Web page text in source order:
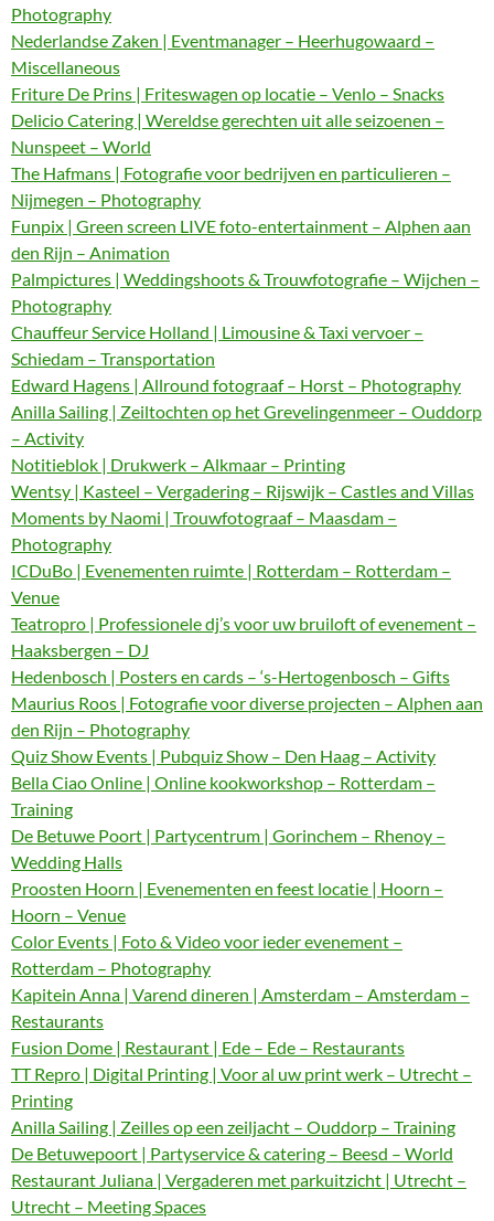
Photography
Nederlandse Zaken | Eventmanager – Heerhugowaard –
Miscellaneous
Friture De Prins | Friteswagen op locatie – Venlo – Snacks
Delicio Catering | Wereldse gerechten uit alle seizoenen –
Nunspeet – World
The Hafmans | Fotografie voor bedrijven en particulieren –
Nijmegen – Photography
Funpix | Green screen LIVE foto-entertainment – Alphen aan
den Rijn – Animation
Palmpictures | Weddingshoots & Trouwfotografie – Wijchen –
Photography
Chauffeur Service Holland | Limousine & Taxi vervoer –
Schiedam – Transportation
Edward Hagens | Allround fotograaf – Horst – Photography
Anilla Sailing | Zeiltochten op het Grevelingenmeer – Ouddorp
– Activity
Notitieblok | Drukwerk – Alkmaar – Printing
Wentsy | Kasteel – Vergadering – Rijswijk – Castles and Villas
Moments by Naomi | Trouwfotograaf – Maasdam –
Photography
ICDuBo | Evenementen ruimte | Rotterdam – Rotterdam –
Venue
Teatropro | Professionele dj’s voor uw bruiloft of evenement –
Haaksbergen – DJ
Hedenbosch | Posters en cards – ‘s-Hertogenbosch – Gifts
Maurius Roos | Fotografie voor diverse projecten – Alphen aan
den Rijn – Photography
Quiz Show Events | Pubquiz Show – Den Haag – Activity
Bella Ciao Online | Online kookworkshop – Rotterdam –
Training
De Betuwe Poort | Partycentrum | Gorinchem – Rhenoy –
Wedding Halls
Proosten Hoorn | Evenementen en feest locatie | Hoorn –
Hoorn – Venue
Color Events | Foto & Video voor ieder evenement –
Rotterdam – Photography
Kapitein Anna | Varend dineren | Amsterdam – Amsterdam –
Restaurants
Fusion Dome | Restaurant | Ede – Ede – Restaurants
TT Repro | Digital Printing | Voor al uw print werk – Utrecht –
Printing
Anilla Sailing | Zeilles op een zeiljacht – Ouddorp – Training
De Betuwepoort | Partyservice & catering – Beesd – World
Restaurant Juliana | Vergaderen met parkuitzicht | Utrecht –
Utrecht – Meeting Spaces